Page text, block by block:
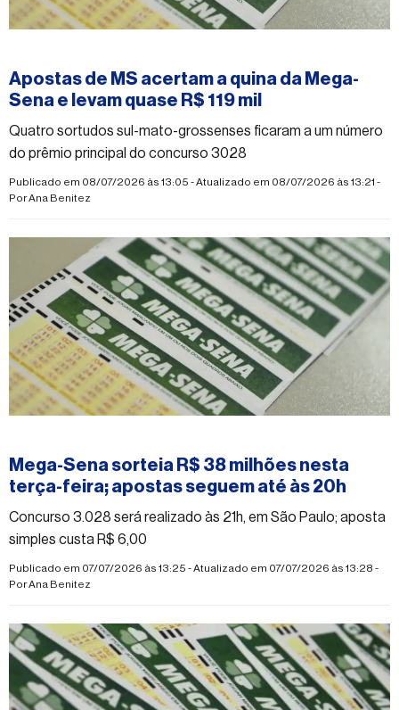
Apostas de MS acertam a quina da Mega-
Sena e levam quase R$ 119 mil
Quatro sortudos sul-mato-grossenses ficaram a um número
do prêmio principal do concurso 3028
Publicado em 08/07/2026 às 13:05 - Atualizado em 08/07/2026 às 13:21 -
PorAna Benitez
Mega-Sena sorteia R$ 38 milhões nesta
terça-feira; apostas seguem até às 20h
Concurso 3.028 será realizado às 21h, em São Paulo; aposta
simples custa R$ 6,00
Publicado em 07/07/2026 às 13:25 - Atualizado em 07/07/2026 às 13:28 -
PorAna Benitez